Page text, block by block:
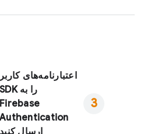
اعتبارنامه‌های کاربر
را به SDK
Firebase
Authentication
ارسال کنید